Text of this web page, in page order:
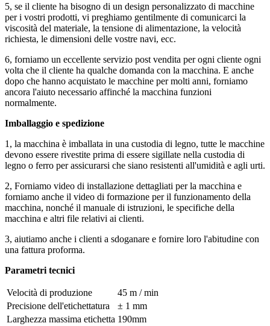
5, se il cliente ha bisogno di un design personalizzato di macchine
per i vostri prodotti, vi preghiamo gentilmente di comunicarci la
viscosità del materiale, la tensione di alimentazione, la velocità
richiesta, le dimensioni delle vostre navi, ecc.
6, forniamo un eccellente servizio post vendita per ogni cliente ogni
volta che il cliente ha qualche domanda con la macchina. E anche
dopo che hanno acquistato le macchine per molti anni, forniamo
ancora l'aiuto necessario affinché la macchina funzioni
normalmente.
Imballaggio e spedizione
1, la macchina è imballata in una custodia di legno, tutte le macchine
devono essere rivestite prima di essere sigillate nella custodia di
legno o ferro per assicurarsi che siano resistenti all'umidità e agli urti.
2, Forniamo video di installazione dettagliati per la macchina e
forniamo anche il video di formazione per il funzionamento della
macchina, nonché il manuale di istruzioni, le specifiche della
macchina e altri file relativi ai clienti.
3, aiutiamo anche i clienti a sdoganare e fornire loro l'abitudine con
una fattura proforma.
Parametri tecnici
Velocità di produzione
45 m / min
Precisione dell'etichettatura
± 1 mm
Larghezza massima etichetta 190mm